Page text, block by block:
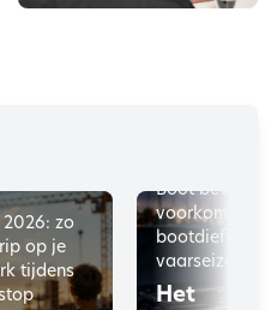
zo
op je
tijdens
Boot
voorkom je
bootdiefstal
vaarseizoen
Het